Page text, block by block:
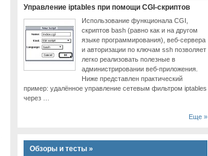
Управление iptables при помощи CGI-скриптов
Использование функционала CGI,
скриптов bash (равно как и на другом
языке программирования), веб-сервера
и авторизации по ключам ssh позволяет
легко реализовать полезные в
администрировании веб-приложения.
Ниже представлен практический
пример: удалённое управление сетевым фильтром iptables
через …
Еще »
Обзоры и тесты »